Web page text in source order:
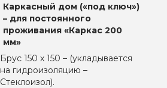
Каркасный дом («под ключ»)
– для постоянного
проживания «Каркас 200
мм»
Брус 150 х 150 – (укладывается
на гидроизоляцию –
Стеклоизол).